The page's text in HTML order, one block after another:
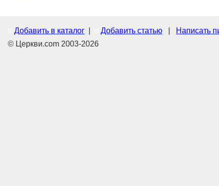
Добавить в каталог Добавить статью
Написать
© Церкви.com 2003-2026